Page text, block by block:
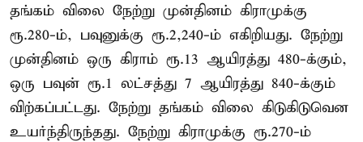
தங்கம் விலை நேற்று முன்தினம் கிராமுக்கு
ரூ.280-ம், பவுனுக்கு ரூ.2,240-ம் எகிறியது. நேற்று
முன்தினம் ஒரு கிராம் ரூ.13 ஆயிரத்து 480-க்கும்,
ஒரு பவுன் ரூ.1 லட்சத்து 7 ஆயிரத்து 840-க்கும்
விற்கப்பட்டது. நேற்று தங்கம் விலை கிடுகிடுவென
உயர்ந்திருந்தது. நேற்று கிராமுக்கு ரூ.270-ம்